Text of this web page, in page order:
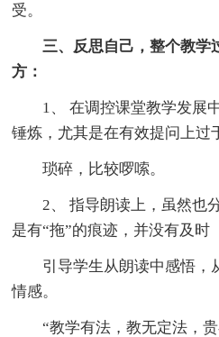
受。
三、反思自己，整个教学
方：
1、 在调控课堂教学发展
锤炼，尤其是在有效提问上过
琐碎，比较啰嗦。
2、 指导朗读上，虽然也
是有“拖”的痕迹，并没有及时
引导学生从朗读中感悟，
情感。
“教学有法，教无定法，贵